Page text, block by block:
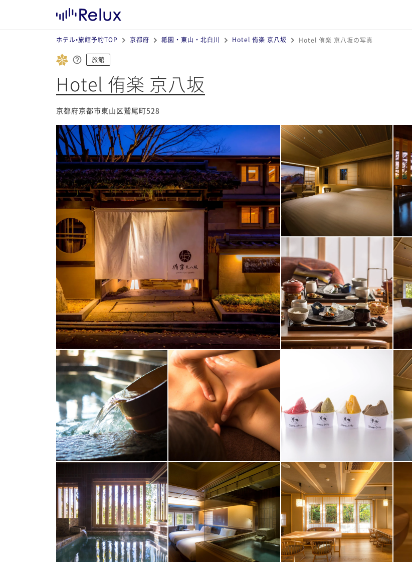
ホテル•旅館予約TOP 京都府 祗園・東山・北白川 Hotel 侑楽 京八坂 Hotel 侑楽 京八坂の写真
旅館
Hotel 侑楽 京八坂
京都府京都市東山区鷲尾町528